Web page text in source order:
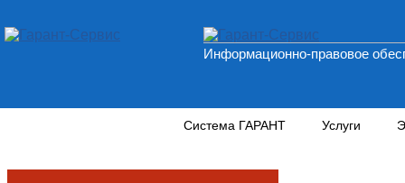
Информационно-правовое
Система ГАРАНТ Услуги